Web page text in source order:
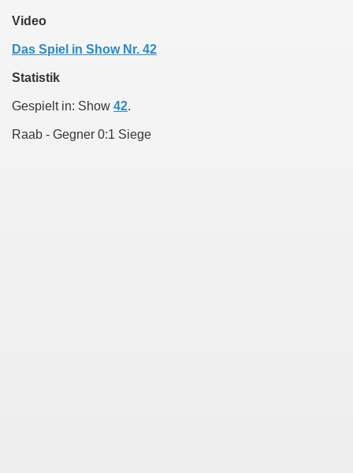
Video
Das Spiel in Show Nr. 42
Statistik
Gespielt in: Show 42.
Raab - Gegner 0:1 Siege